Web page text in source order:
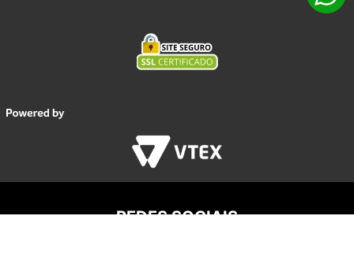
REDES SOCIAIS